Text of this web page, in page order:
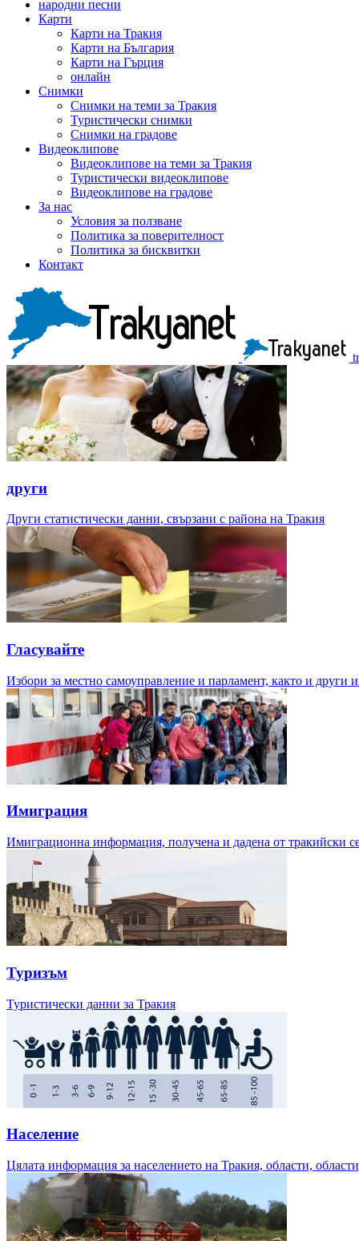
народни песни
Карти
Карти на Тракия
Карти на България
Карти на Гърция
онлайн
Снимки
Снимки на теми за Тракия
Туристически снимки
Снимки на градове
Видеоклипове
Видеоклипове на теми за Тракия
Туристически видеоклипове
Видеоклипове на градове
За нас
Условия за ползване
Политика за поверителност
Политика за бисквитки
Контакт
други
Други статистически данни, свързани с района на Тракия
Гласувайте
Избори за местно самоуправление и парламент, както и други
Имиграция
Имиграционна информация, получена и дадена от тракийски
Туризъм
Туристически данни за Тракия
Население
Цялата информация за населението на Тракия, области,